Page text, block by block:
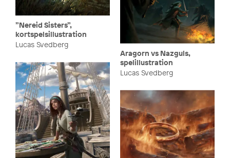
”Nereid Sisters”,
kortspelsillustration
Lucas Svedberg
Aragorn vs Nazguls,
spelillustration
Lucas Svedberg